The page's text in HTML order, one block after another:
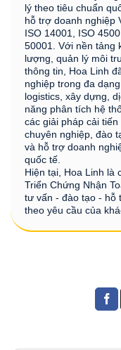
lý theo tiêu chuẩn
hỗ trợ doanh nghiệp
ISO 14001, ISO
50001. Với nền tảng
lượng, quản lý môi
thông tin, Hoa Linh
nghiệp trong đa
logistics, xây dựng,
năng phân tích hệ
các giải pháp cải
chuyên nghiệp, đào
và hỗ trợ doanh
quốc tế.
Hiện tại, Hoa Linh là
Triển Chứng Nhận
tư vấn - đào tạo - hỗ
theo yêu cầu của